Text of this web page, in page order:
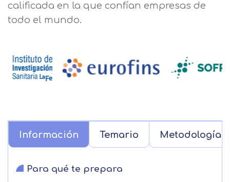
calificada en la que confían empresas de
todo el mundo.
Información Temario Metodología
Para qué te prepara